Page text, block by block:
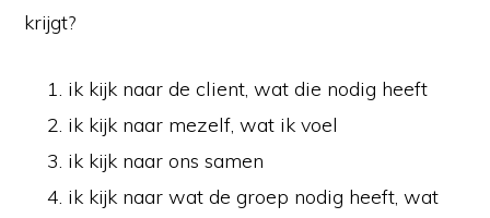
krijgt?
ik kijk naar de client, wat die nodig heeft
ik kijk naar mezelf, wat ik voel
ik kijk naar ons samen
ik kijk naar wat de groep nodig heeft, wat